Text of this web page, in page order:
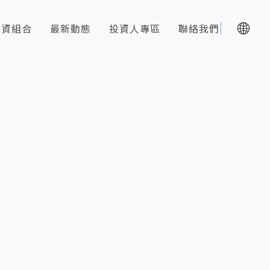
組合 最新動態 投資人專區 聯絡我們